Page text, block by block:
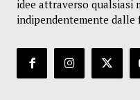
idee attraverso qualsiasi
indipendentemente dalle